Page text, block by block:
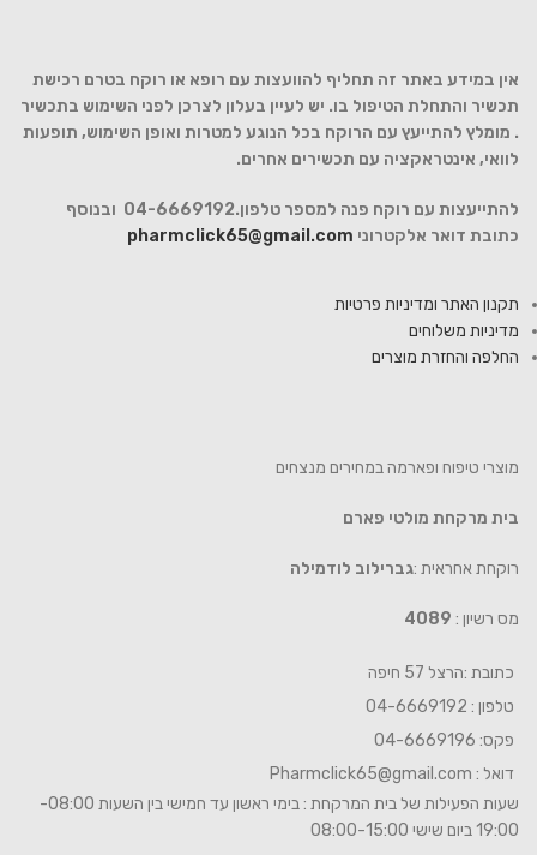
אין במידע באתר זה תחליף להוועצות עם רופא או רוקח בטרם רכישת
תכשיר והתחלת הטיפול בו. יש לעיין בעלון לצרכן לפני השימוש בתכשיר
. מומלץ להתייעץ עם הרוקח בכל הנוגע למטרות ואופן השימוש, תופעות
לוואי, אינטראקציה עם תכשירים אחרים.
להתייעצות עם רוקח פנה למספר טלפון.04-6669192 ובנוסף
כתובת דואר אלקטרוני pharmclick65@gmail.com
תקנון האתר ומדיניות פרטיות
מדיניות משלוחים
החלפה והחזרת מוצרים
מוצרי טיפוח ופארמה במחירים מנצחים
בית מרקחת מולטי פארם
רוקחת אחראית :גברילוב לודמילה
מס רשיון : 4089
כתובת :הרצל 57 חיפה
טלפון : 04-6669192
פקס: 04-6669196
דואל : Pharmclick65@gmail.com
שעות הפעילות של בית המרקחת : בימי ראשון עד חמישי בין השעות 08:00-
19:00 ביום שישי 08:00-15:00